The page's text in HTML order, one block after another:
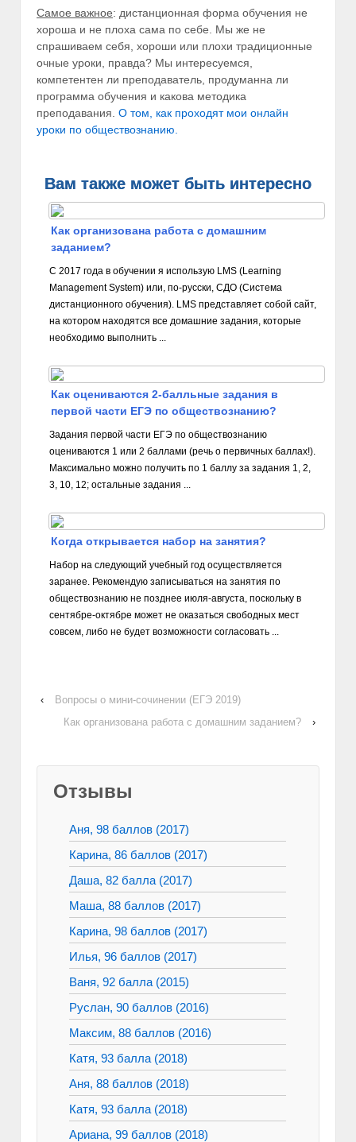
Самое важное: дистанционная форма обучения не
хороша и не плоха сама по себе. Мы же не
спрашиваем себя, хороши или плохи традиционные
очные уроки, правда? Мы интересуемся,
компетентен ли преподаватель, продуманна ли
программа обучения и какова методика
преподавания. О том, как проходят мои онлайн
уроки по обществознанию.
Вам также может быть интересно
Как организована работа с домашним
заданием?
С 2017 года в обучении я использую LMS (Learning
Management System) или, по-русски, СДО (Система
дистанционного обучения). LMS представляет собой сайт,
на котором находятся все домашние задания, которые
необходимо выполнить ...
Как оцениваются 2-балльные задания в
первой части ЕГЭ по обществознанию?
Задания первой части ЕГЭ по обществознанию
оцениваются 1 или 2 баллами (речь о первичных баллах!).
Максимально можно получить по 1 баллу за задания 1, 2,
3, 10, 12; остальные задания ...
Когда открывается набор на занятия?
Набор на следующий учебный год осуществляется
заранее. Рекомендую записываться на занятия по
обществознанию не позднее июля-августа, поскольку в
сентябре-октябре может не оказаться свободных мест
совсем, либо не будет возможности согласовать ...
‹
Вопросы о мини-сочинении (ЕГЭ 2019)
Как организована работа с домашним заданием?
›
Отзывы
Аня, 98 баллов (2017)
Карина, 86 баллов (2017)
Даша, 82 балла (2017)
Маша, 88 баллов (2017)
Карина, 98 баллов (2017)
Илья, 96 баллов (2017)
Ваня, 92 балла (2015)
Руслан, 90 баллов (2016)
Максим, 88 баллов (2016)
Катя, 93 балла (2018)
Аня, 88 баллов (2018)
Катя, 93 балла (2018)
Ариана, 99 баллов (2018)